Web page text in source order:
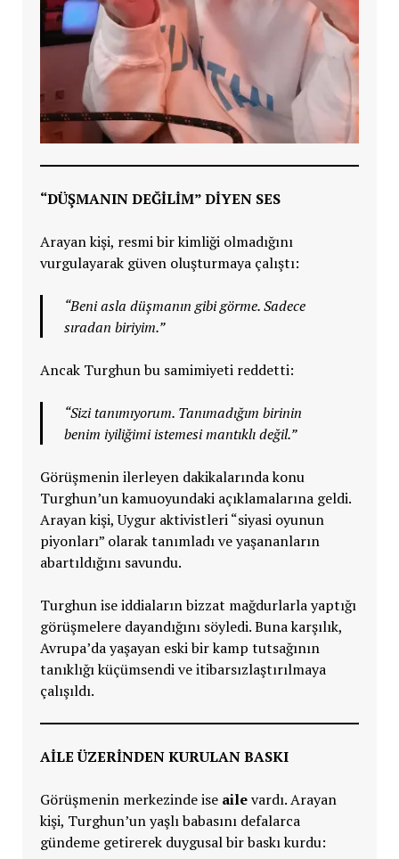
“DÜŞMANIN DEĞİLİM” DİYEN SES
Arayan kişi, resmi bir kimliği olmadığını
vurgulayarak güven oluşturmaya çalıştı:
“Beni asla düşmanın gibi görme. Sadece
sıradan biriyim.”
Ancak Turghun bu samimiyeti reddetti:
“Sizi tanımıyorum. Tanımadığım birinin
benim iyiliğimi istemesi mantıklı değil.”
Görüşmenin ilerleyen dakikalarında konu
Turghun’un kamuoyundaki açıklamalarına geldi.
Arayan kişi, Uygur aktivistleri “siyasi oyunun
piyonları” olarak tanımladı ve yaşananların
abartıldığını savundu.
Turghun ise iddiaların bizzat mağdurlarla yaptığı
görüşmelere dayandığını söyledi. Buna karşılık,
Avrupa’da yaşayan eski bir kamp tutsağının
tanıklığı küçümsendi ve itibarsızlaştırılmaya
çalışıldı.
AİLE ÜZERİNDEN KURULAN BASKI
Görüşmenin merkezinde ise ailevardı. Arayan
kişi, Turghun’un yaşlı babasını defalarca
gündeme getirerek duygusal bir baskı kurdu: